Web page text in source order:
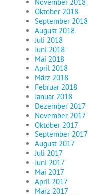
November 2018
Oktober 2018
September 2018
August 2018
Juli 2018
Juni 2018
Mai 2018
April 2018
März 2018
Februar 2018
Januar 2018
Dezember 2017
November 2017
Oktober 2017
September 2017
August 2017
Juli 2017
Juni 2017
Mai 2017
April 2017
März 2017